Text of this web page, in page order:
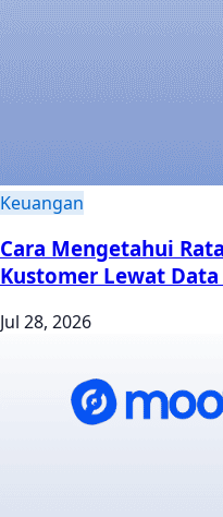
Keuangan
Cara Mengetahui
Kustomer Lewat
Jul 28, 2026